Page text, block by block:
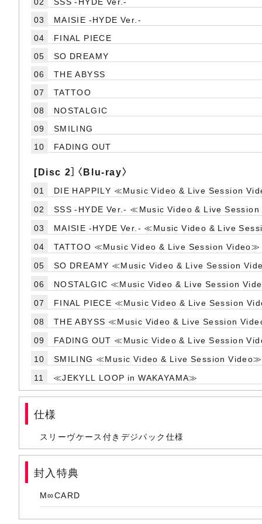
03
MAISIE -HYDE Ver.-
04
FINAL PIECE
05
SO DREAMY
06
THE ABYSS
07
TATTOO
08
NOSTALGIC
09
SMILING
10
FADING OUT
[Disc 2］〈Blu-ray〉
01
DIE HAPPILY ≪Music Video & Live Session
02
SSS -HYDE Ver.- ≪Music Video & Live
03
MAISIE -HYDE Ver.- ≪Music Video & Live
04
TATTOO ≪Music Video & Live Session Video≫
05
SO DREAMY ≪Music Video & Live Session
06
NOSTALGIC ≪Music Video & Live Session
07
FINAL PIECE ≪Music Video & Live Session
08
THE ABYSS ≪Music Video & Live Session
09
FADING OUT ≪Music Video & Live Session
10
SMILING ≪Music Video & Live Session Video≫
11
≪JEKYLL LOOP in WAKAYAMA≫
仕様
スリーヴケース付きデジパック仕様
封入特典
M∞CARD